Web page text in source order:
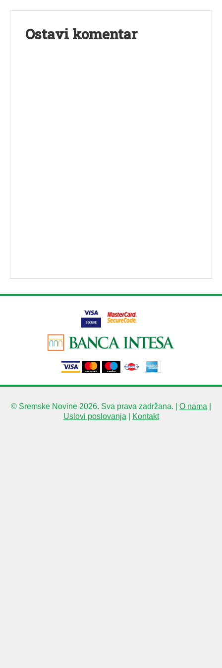
Ostavi komentar
© Sremske Novine 2026. Sva prava zadržana. | O nama
Uslovi poslovanja| Kontakt